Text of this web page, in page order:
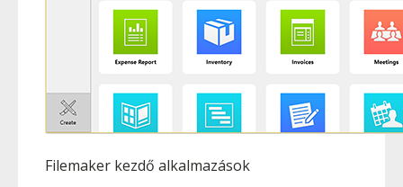
Filemaker kezdő alkalmazások